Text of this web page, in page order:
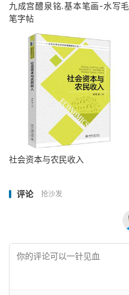
九成宫醴泉铭.基本笔画-水写毛
笔字帖
社会资本与农民收入
评论 抢沙发